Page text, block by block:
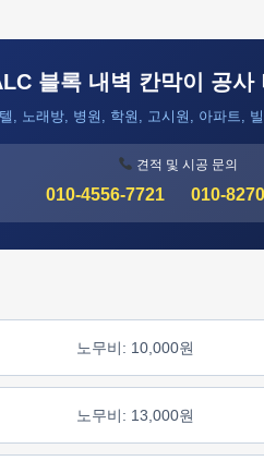
블록 내벽 칸막이 공사
, 노래방, 병원, 학원, 고시원, 아파트,
견적 및 시공 문의
010-4556-7721 010-
노무비: 10,000원
노무비: 13,000원